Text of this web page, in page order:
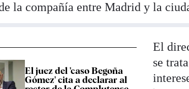
la compañía entre Madrid y la
El juez del 'caso Begoña
Gómez' cita a declarar al
El
se